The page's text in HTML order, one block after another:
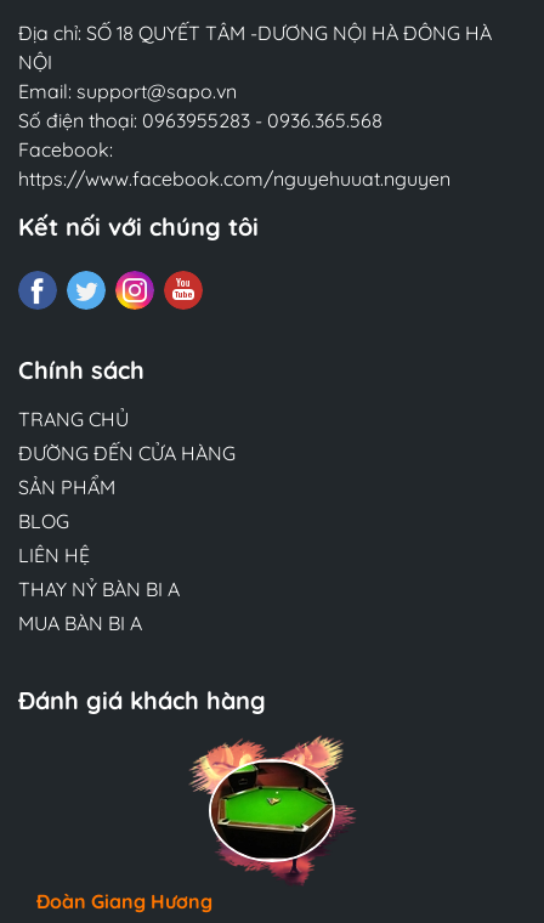
Địa chỉ: SỐ 18 QUYẾT TÂM -DƯƠNG NỘI HÀ ĐÔNG HÀ
NỘI
Email: support@sapo.vn
Số điện thoại: 0963955283 - 0936.365.568
Facebook:
https://www.facebook.com/nguyehuuat.nguyen
Kết nối với chúng tôi
Chính sách
TRANG CHỦ
ĐƯỜNG ĐẾN CỬA HÀNG
SẢN PHẨM
BLOG
LIÊN HỆ
THAY NỶ BÀN BI A
MUA BÀN BI A
Đánh giá khách hàng
Đội ngũ bác sĩ tại Mew Clinic rất chuyên nghiệp và
Đoàn Giang Hương
Ngọc Anh